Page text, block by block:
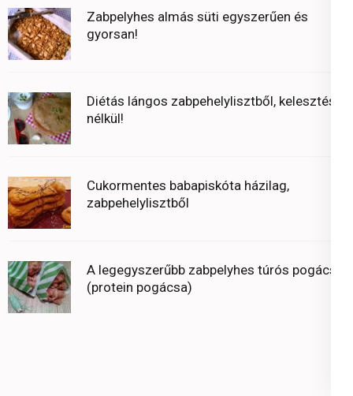
Zabpelyhes almás süti egyszerűen és
gyorsan!
Diétás lángos zabpehelylisztből, kelesztés
nélkül!
Cukormentes babapiskóta házilag,
zabpehelylisztből
A legegyszerűbb zabpelyhes túrós pogácsa
(protein pogácsa)